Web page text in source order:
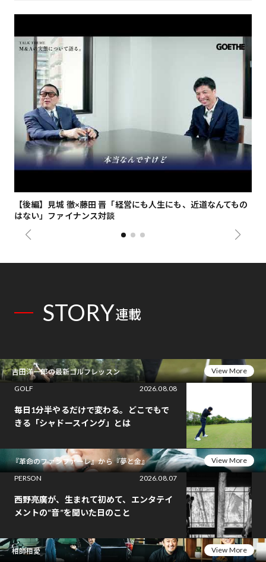
【後編】見城 徹×藤田 晋「経営にも人生にも、近道なんてもの
はない」ファイナンス対談
STORY連載
吉田洋一郎の最新ゴルフレッスン
View More
GOLF
2026.08.08
毎日1分半やるだけで変わる。どこでもで
きる「シャドースイング」とは
『革命のファンファーレ』から『夢と金』
View More
PERSON
2026.08.07
西野亮廣が、生まれて初めて、エンタテイ
メントの“音”を聞いた日のこと
相師相愛 View More